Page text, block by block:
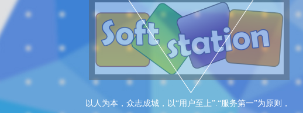
以人为本，众志成城，以“用户至上”.“服务第一”为原则，